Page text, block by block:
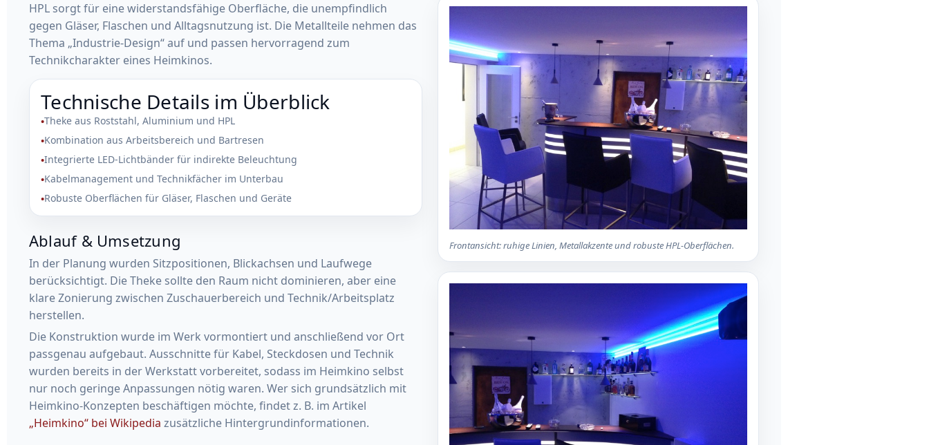
HPL sorgt für eine widerstandsfähige Oberfläche, die unempfindlich
gegen Gläser, Flaschen und Alltagsnutzung ist. Die Metallteile nehmen das
Thema „Industrie-Design“ auf und passen hervorragend zum
Technikcharakter eines Heimkinos.
Technische Details im Überblick
Theke aus Roststahl, Aluminium und HPL
Kombination aus Arbeitsbereich und Bartresen
Integrierte LED-Lichtbänder für indirekte Beleuchtung
Kabelmanagement und Technikfächer im Unterbau
Robuste Oberflächen für Gläser, Flaschen und Geräte
Ablauf & Umsetzung
In der Planung wurden Sitzpositionen, Blickachsen und Laufwege
berücksichtigt. Die Theke sollte den Raum nicht dominieren, aber eine
klare Zonierung zwischen Zuschauerbereich und Technik/Arbeitsplatz
herstellen.
Die Konstruktion wurde im Werk vormontiert und anschließend vor Ort
passgenau aufgebaut. Ausschnitte für Kabel, Steckdosen und Technik
wurden bereits in der Werkstatt vorbereitet, sodass im Heimkino selbst
nur noch geringe Anpassungen nötig waren. Wer sich grundsätzlich mit
Heimkino-Konzepten beschäftigen möchte, findet z. B. im Artikel
„Heimkino“ bei Wikipedia zusätzliche Hintergrundinformationen.
Frontansicht: ruhige Linien, Metallakzente und robuste HPL-Oberflächen.